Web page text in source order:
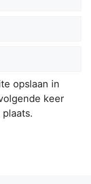
opslaan in
keer